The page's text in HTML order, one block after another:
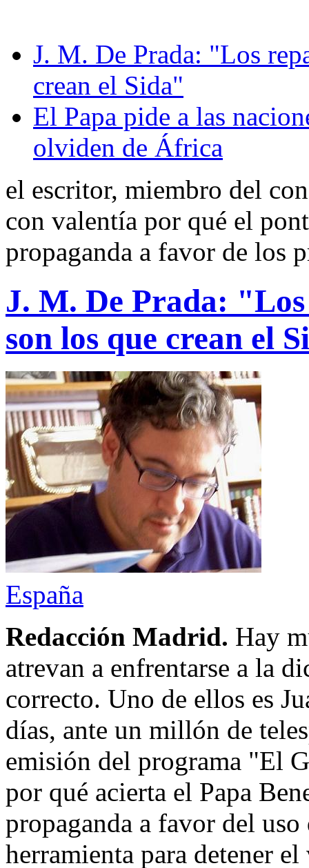
J. M. De Prada: "Los
crean el Sida"
El Papa pide a las
olviden de África
el escritor, miembro del
con valentía por qué el
propaganda a favor de los
J. M. De Prada:
son los que crean el
España
Redacción Madrid. Hay
atrevan a enfrentarse a la
correcto. Uno de ellos es
días, ante un millón de
emisión del programa "El
por qué acierta el Papa
propaganda a favor del
herramienta para detener